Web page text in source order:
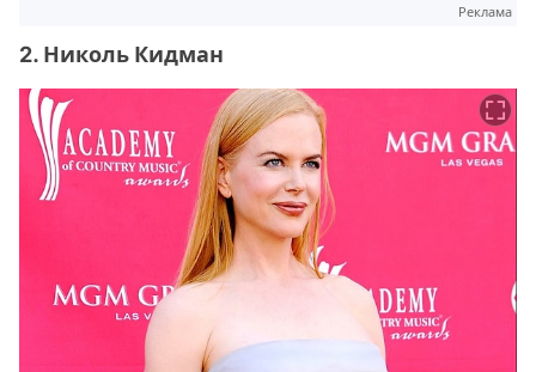
Реклама
2. Николь Кидман